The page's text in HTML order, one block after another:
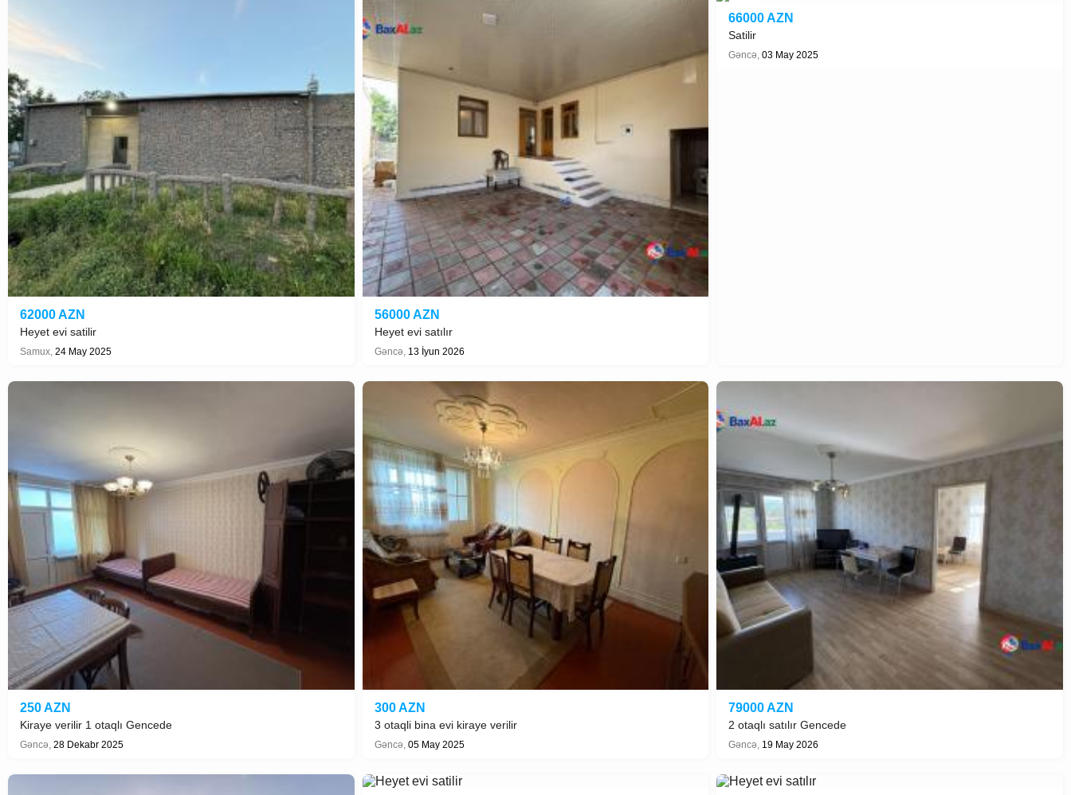
62000 AZN
Heyet evi satilir
Samux, 24 May 2025
56000 AZN
Heyet evi satılır
Gəncə, 13 İyun 2026
66000 AZN
Satilir
Gəncə,03 May 2025
250 AZN
Kiraye verilir 1 otaqlı Gencede
Gəncə, 28 Dekabr 2025
300 AZN
3 otaqli bina evi kiraye verilir
Gəncə, 05 May 2025
79000 AZN
2 otaqlı satılır Gencede
Gəncə, 19 May 2026